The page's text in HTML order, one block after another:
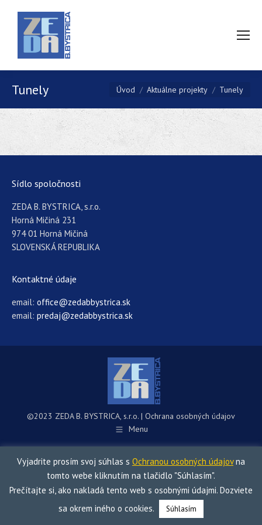
Tunely You are here:
Úvod Aktuálne projekty Tunely
Sídlo spoločnosti
ZEDA B. BYSTRICA, s.r.o.
Horná Mičiná 231
974 01 Horná Mičiná
SLOVENSKÁ REPUBLIKA
Kontaktné údaje
email: office@zedabbystrica.sk
email: predaj@zedabbystrica.sk
©2023 ZEDA B. BYSTRICA, s.r.o. | Ochrana osobných údajov
Menu
Vyjadrite prosím svoj súhlas s Ochranou osobných údajovna
tomto webe kliknutím na tlačidlo "Súhlasím".
Prečítajte si, ako nakladá tento web s osobnými údajmi. Dozviete
sa okrem iného o cookies.
Súhlasím